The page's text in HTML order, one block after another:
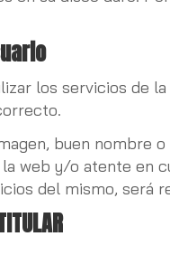
los servicios de
buen nombre
web y/o atente en
del mismo, será